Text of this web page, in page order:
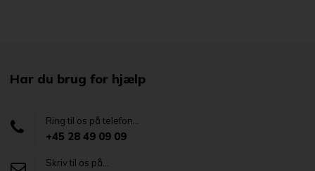
Har du brug for hjælp
Ring til os på telefon...
+45 28 49 09 09
Skriv til os på...